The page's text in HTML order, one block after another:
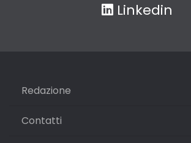
Linkedin
Redazione
Contatti